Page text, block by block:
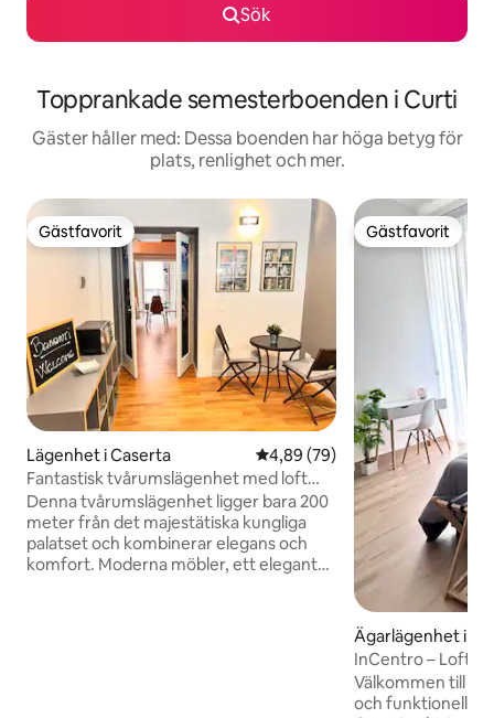
Sök
Topprankade semesterboenden i Curti
Gäster håller med: Dessa boenden har höga betyg för
plats, renlighet och mer.
Gästfavorit
Gästfavorit
Lägenhet i Caserta 4,89 av 5 i genomsnittligt
4,89 (79)
Fantastisk tvårumslägenhet med loft
nära Reggia
Denna tvårumslägenhet ligger bara 200
meter från det majestätiska kungliga
palatset och kombinerar elegans och
komfort. Moderna möbler, ett elegant
Gästfavorit
Gästfavorit
Ägarlägenhet i
InCentro – Loft
slottet
Välkommen till
och funktionell